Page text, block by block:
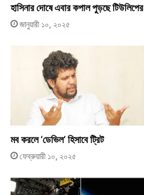
হাসিনার দোষে এবার কপাল পুড়ছে টিউলিপের
জানুয়ারী ১০, ২০২৫
মব করলে ‘ডেভিল’ হিসাবে ট্রিট
ফেব্রুয়ারী ১০, ২০২৫